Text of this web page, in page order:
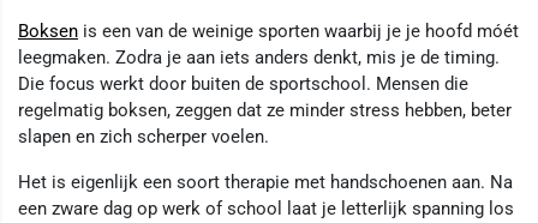
Boksen is een van de weinige sporten waarbij je je hoofd móét
leegmaken. Zodra je aan iets anders denkt, mis je de timing.
Die focus werkt door buiten de sportschool. Mensen die
regelmatig boksen, zeggen dat ze minder stress hebben, beter
slapen en zich scherper voelen.
Het is eigenlijk een soort therapie met handschoenen aan. Na
een zware dag op werk of school laat je letterlijk spanning los